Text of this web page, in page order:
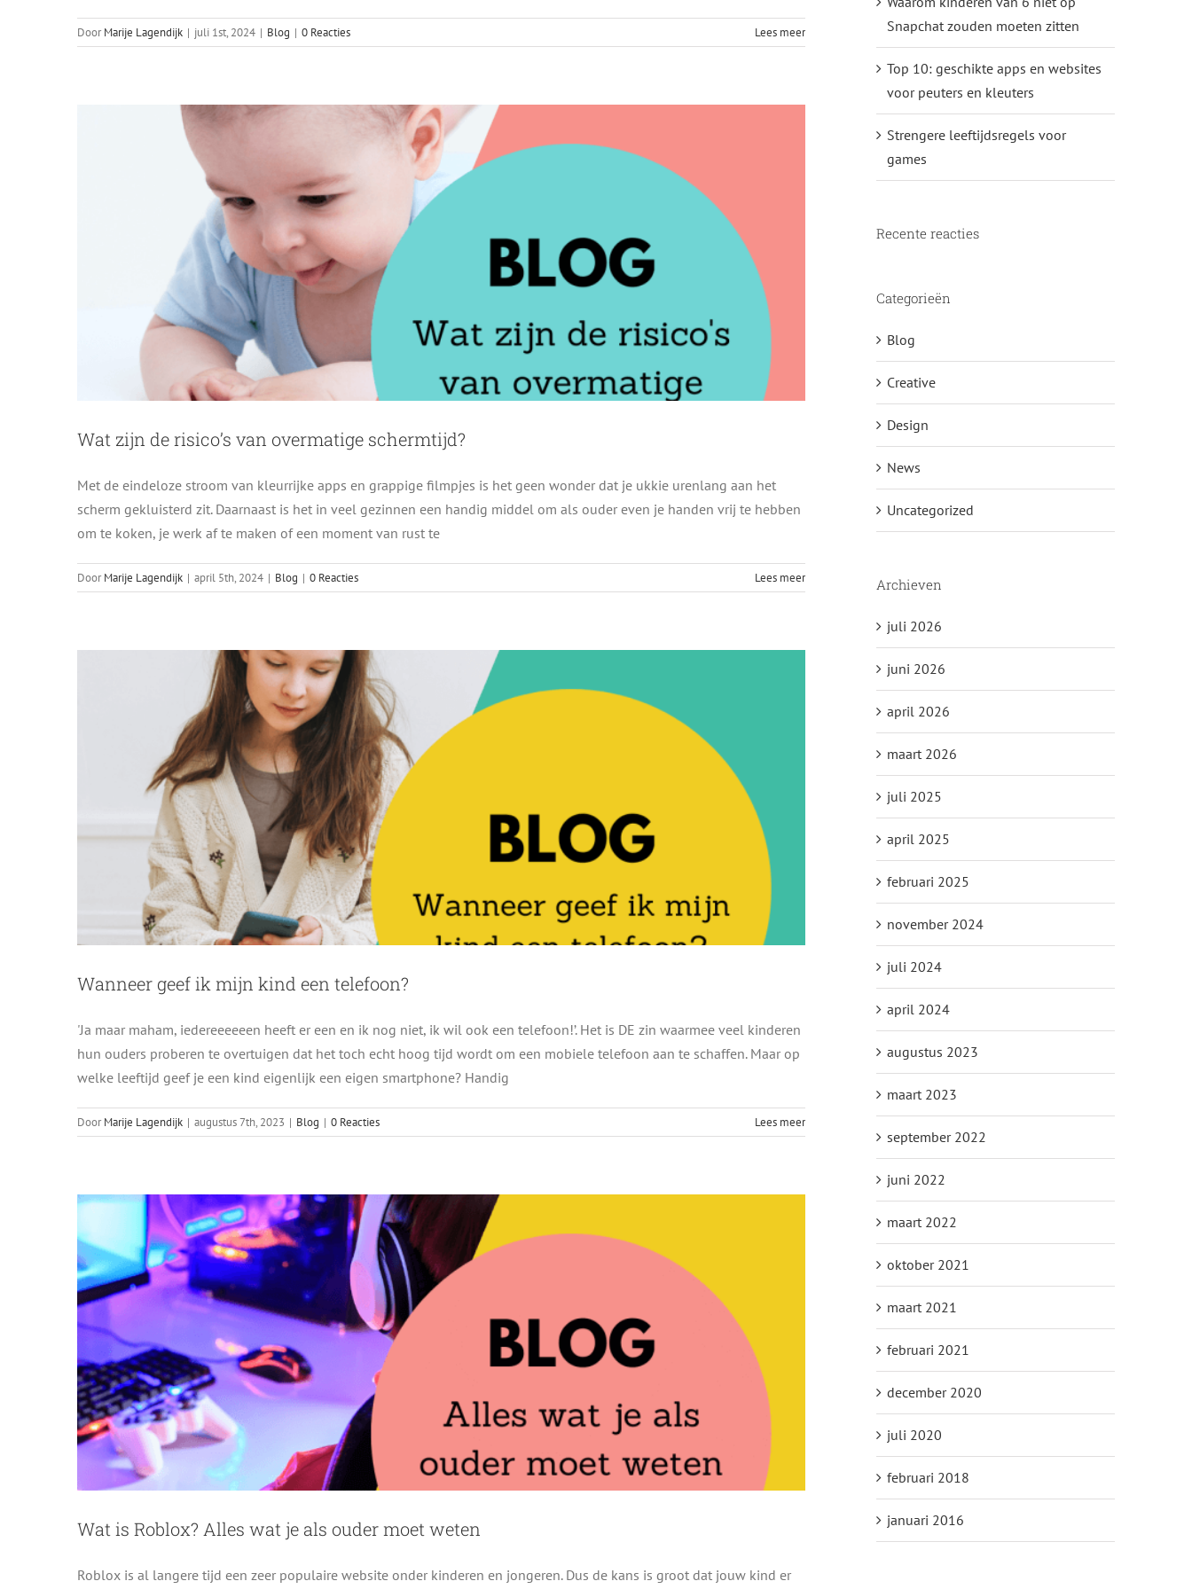
DoorMarije Lagendijk | juli 1st, 2024 | Blog | 0 Reacties Lees meer
Wat zijn de risico’s van overmatige schermtijd?
Met de eindeloze stroom van kleurrijke apps en grappige filmpjes is het geen wonder dat je ukkie urenlang aan het
scherm gekluisterd zit. Daarnaast is het in veel gezinnen een handig middel om als ouder even je handen vrij te hebben
om te koken, je werk af te maken of een moment van rust te
DoorMarije Lagendijk | april 5th, 2024 | Blog | 0 Reacties Lees meer
Wanneer geef ik mijn kind een telefoon?
Blog
Wanneer geef ik mijn kind een telefoon?
'Ja maar maham, iedereeeeeen heeft er een en ik nog niet, ik wil ook een telefoon!’. Het is DE zin waarmee veel kinderen
hun ouders proberen te overtuigen dat het toch echt hoog tijd wordt om een mobiele telefoon aan te schaffen. Maar op
welke leeftijd geef je een kind eigenlijk een eigen smartphone? Handig
DoorMarije Lagendijk | augustus 7th, 2023 | Blog | 0 Reacties Lees meer
Wat is Roblox? Alles wat je als ouder moet weten
Blog
Wat is Roblox? Alles wat je als ouder moet weten
Roblox is al langere tijd een zeer populaire website onder kinderen en jongeren. Dus de kans is groot dat jouw kind er
Snapchat zouden moeten zitten
Top 10: geschikte apps en websites
voor peuters en kleuters
Strengere leeftijdsregels voor
games
Recente reacties
Categorieën
Blog
Creative
Design
News
Uncategorized
Archieven
juli 2026
juni 2026
april 2026
maart 2026
juli 2025
april 2025
februari 2025
november 2024
juli 2024
april 2024
augustus 2023
maart 2023
september 2022
juni 2022
maart 2022
oktober 2021
maart 2021
februari 2021
december 2020
juli 2020
februari 2018
januari 2016